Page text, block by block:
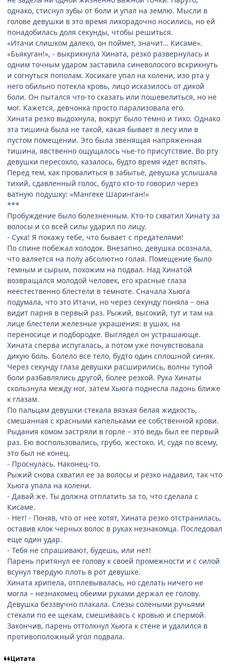
однако, стиснул зубы от боли и упал на землю. Мысли в
голове девушки в это время лихорадочно носились, но ей
понадобилась доля секунды, чтобы решиться.
«Итачи слишком далеко, он поймет, значит… Кисаме».
«Бьякуган!», - выкрикнула Хината, резко развернулась и
одним точным ударом заставила синеволосого вскрикнуть
и согнуться пополам. Хосикаге упал на колени, изо рта у
него обильно потекла кровь, лицо исказилось от дикой
боли. Он пытался что-то сказать или пошевелиться, но не
мог. Кажется, девчонка просто парализовала его.
Хината резко выдохнула, вокруг было темно и тихо. Однако
эта тишина была не такой, какая бывает в лесу или в
пустом помещении. Это была звенящая напряженная
тишина, явственно ощущалось чье-то присутствие. Во рту
девушки пересохло, казалось, будто время идет вспять.
Перед тем, как провалиться в забытье, девушка услышала
тихий, сдавленный голос, будто кто-то говорил через
ватную подушку: «Мангеке Шаринган!»
***
Пробуждение было болезненным. Кто-то схватил Хинату за
волосы и со всей силы ударил по лицу.
- Сука! Я покажу тебе, что бывает с предателями!
По спине побежал холодок. Внезапно, девушка осознала,
что валяется на полу абсолютно голая. Помещение было
темным и сырым, похожим на подвал. Над Хинатой
возвращался молодой человек, его красные глаза
неестественно блестели в темноте. Сначала Хьюга
подумала, что это Итачи, но через секунду поняла – она
видит парня в первый раз. Рыжий, высокий, тут и там на
лице блестели железные украшения: в ушах, на
переносице и подбородке. Выглядел он устрашающе.
Хината сперва испугалась, а потом уже почувствовала
дикую боль. Болело все тело, будто один сплошной синяк.
Через секунду глаза девушки расширились, волны тупой
боли разбавлялись другой, более резкой. Рука Хинаты
скользнула между ног, затем Хьюга поднесла ладонь ближе
к глазам.
По пальцам девушки стекала вязкая белая жидкость,
смешанная с красными капельками ее собственной крови.
Рыдания комом застряли в горле – это ведь был ее первый
раз. Ею воспользовались, грубо, жестоко. И, судя по всему,
это был не конец.
- Проснулась. Наконец-то.
Рыжий снова схватил ее за волосы и резко надавил, так что
Хьюга упала на колени.
- Давай же. Ты должна отплатить за то, что сделала с
Кисаме.
- Нет! - Поняв, что от нее хотят, Хината резко отстранилась,
оставив клок черных волос в руках незнакомца. Последовал
еще один удар.
- Тебя не спрашивают, будешь, или нет!
Парень притянул ее голову к своей промежности и с силой
всунул твердую плоть в рот девушке.
Хината хрипела, отплевывалась, но сделать ничего не
могла – незнакомец обеими руками держал ее голову.
Девушка беззвучно плакала. Слезы солеными ручьями
стекали по ее щекам, смешиваясь с кровью и спермой.
Закончив, парень оттолкнул Хьюга к стене и удалился в
противоположный угол подвала.
Цитата